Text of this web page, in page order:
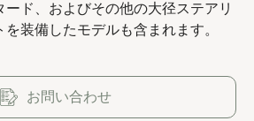
TOOL INTERNATIONAL LTD. All
ード、およびその他の大径ステアリ
装備したモデルも含まれます。
お問い合わせ